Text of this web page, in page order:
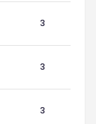
3
3
3